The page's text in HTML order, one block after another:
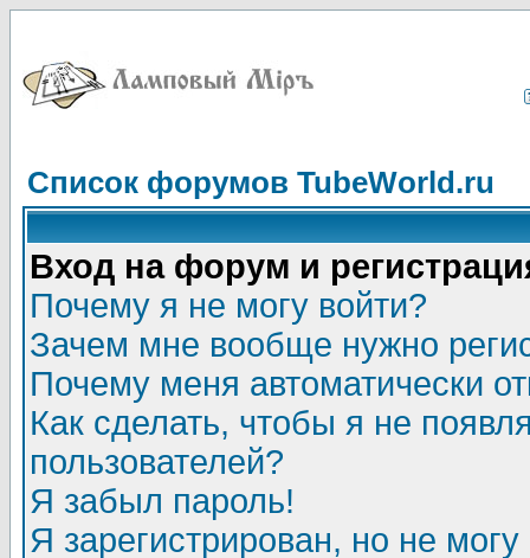
Список форумов TubeWorld.ru
Вход на форум и
Почему я не могу войти?
Зачем мне вообще нужно
Почему меня автоматически
Как сделать, чтобы я не
пользователей?
Я забыл пароль!
Я зарегистрирован, но не могу